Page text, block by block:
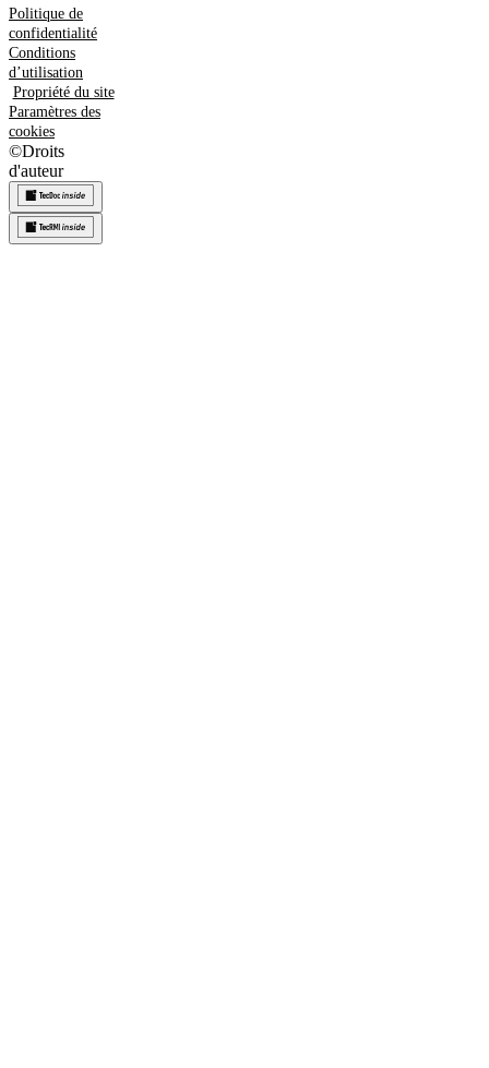
Politique de
confidentialité
Conditions
d’utilisation
Propriété du site
Paramètres des
cookies
©Droits
d'auteur